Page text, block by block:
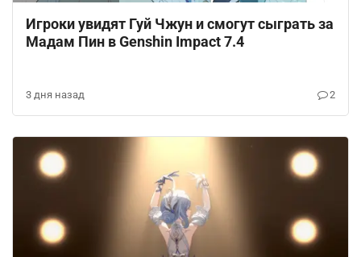
Игроки увидят Гуй Чжун и смогут сыграть за
Мадам Пин в Genshin Impact 7.4
3 дня назад 2